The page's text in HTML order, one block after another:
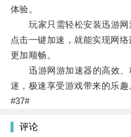
体验。
玩家只需轻松安装迅游网
点击一键加速，就能实现网
更加顺畅。
迅游网游加速器的高效、
迷，极速享受游戏带来的乐趣
#37#
评论